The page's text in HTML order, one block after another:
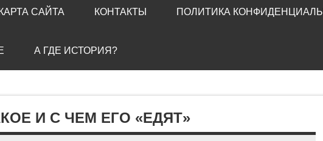
КАРТА САЙТА КОНТАКТЫ ПОЛИТИКА
А ГДЕ ИСТОРИЯ?
И С ЧЕМ ЕГО «ЕДЯТ»